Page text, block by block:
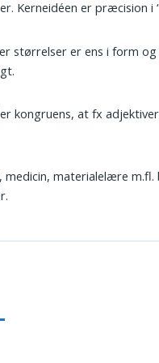
Kerneidéen er præcision i
størrelser er ens i form
kongruens, at fx
medicin, materialelære m.fl.